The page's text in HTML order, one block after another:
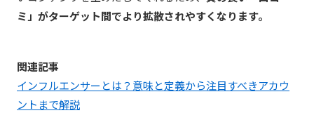
ミ」がターゲット間でより拡散されやすくなります。
関連記事
インフルエンサーとは？意味と定義から注目すべきアカウ
ントまで解説